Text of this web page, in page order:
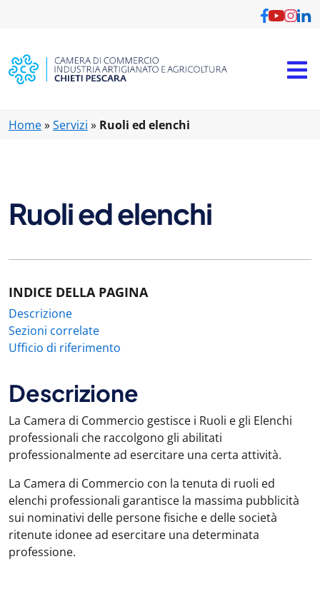
Home»Servizi » Ruoli ed elenchi
Ruoli ed elenchi
INDICE DELLA PAGINA
Descrizione
Sezioni correlate
Ufficio di riferimento
Descrizione
La Camera di Commercio gestisce i Ruoli e gli Elenchi
professionali che raccolgono gli abilitati
professionalmente ad esercitare una certa attività.
La Camera di Commercio con la tenuta di ruoli ed
elenchi professionali garantisce la massima pubblicità
sui nominativi delle persone fisiche e delle società
ritenute idonee ad esercitare una determinata
professione.